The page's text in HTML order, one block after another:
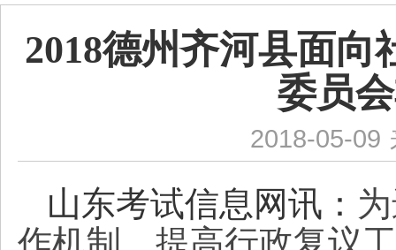
2018德州齐河县面
委员
2018-05-09
山东考试信息网讯：